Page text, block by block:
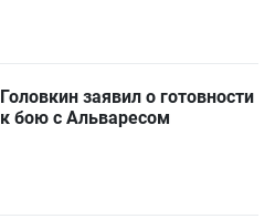
Головкин заявил о готовности
к бою с Альваресом